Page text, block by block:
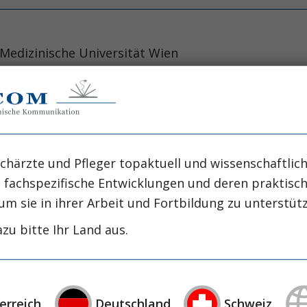
Universität Wien
Universität Wien
Wien
Wien
IntensivmedizinerInnen freuen wir
Intensivzeitschrift – den INTENSIV-NEWS –
wenden: Auszubildenden
Ausbildung im Sonderfach Intensiv- und
was uns Junge an der Intensivmedizin
und Pfleger topaktuell und
Entwicklungen und deren
sie in ihrer Arbeit und Fortbildung zu
bitte Ihr Land aus.
Deutschland Schweiz